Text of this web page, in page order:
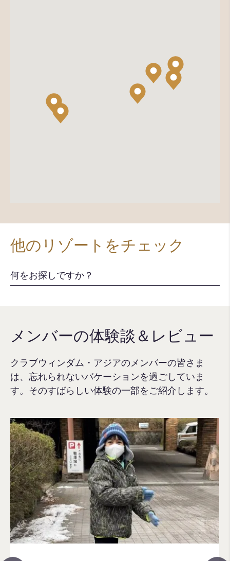
他のリゾートをチェック
メンバーの体験談＆レビュー
クラブウィンダム・アジアのメンバーの皆さま
は、忘れられないバケーションを過ごしていま
す。そのすばらしい体験の一部をご紹介します。